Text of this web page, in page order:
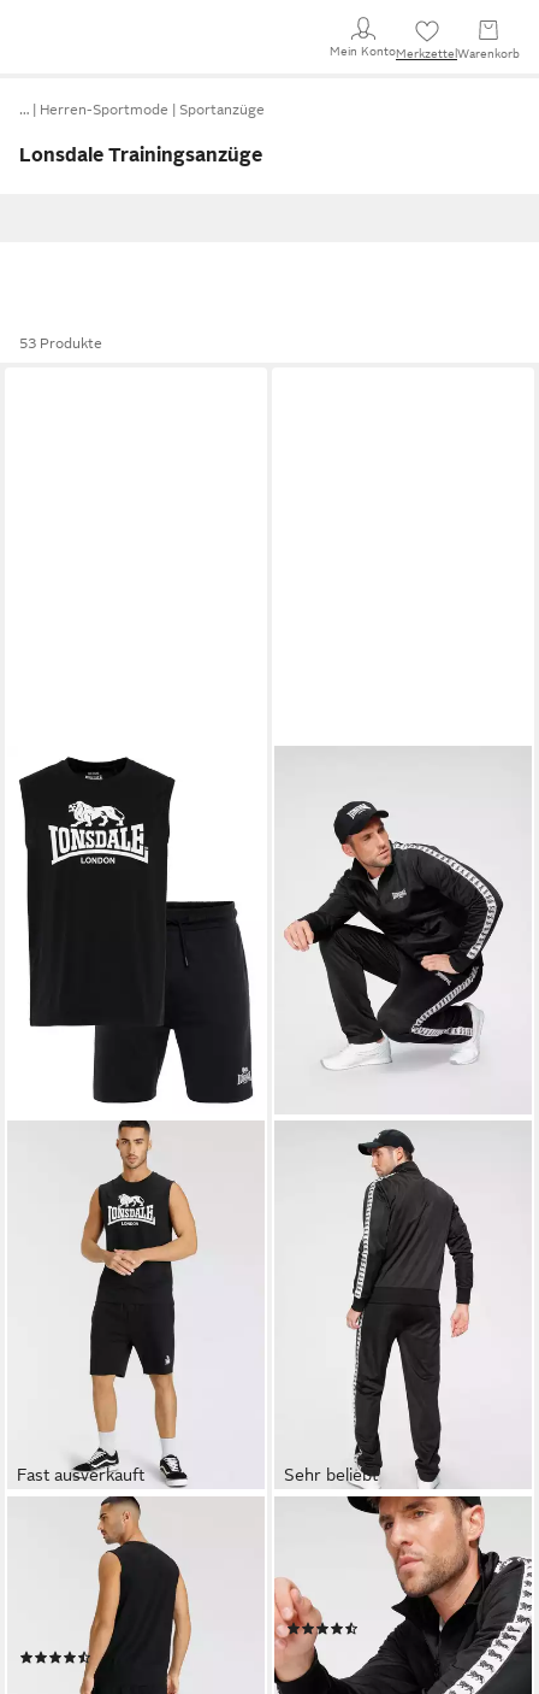
Mein KontoMerkzettel Warenkorb
… Herren-Sportmode Sportanzüge
Lonsdale Trainingsanzüge
53 Produkte
Fast ausverkauft
Sportanzug ALLANTON (Set,
2-tlg), 2-teiliges Set, mit
kontrastfarbenem Druck auf
Brust und Oberschenkel
(26)
ab 30,99 € 44,90 €
Sehr beliebt
Trainingsanzug WYBERTON,
mit Reißverschlusstaschen an
Oberteil und Unterteil
(118)
ab 59,99 € UVP 69,90 €
-14%